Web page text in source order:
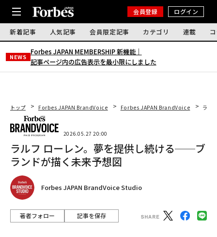
会員登録 ログイン
新着記事 人気記事 会員限定記事 カテゴリ 連載
NEWS
Forbes JAPAN MEMBERSHIP 新機能｜
記事ページ内の広告表示を最小限にしました
トップ Forbes JAPAN BrandVoice Forbes JAPAN BrandVoice ラル
2026.05.27 20:00
ラルフ ローレン。夢を提供し続ける──ブ
ランドが描く未来予想図
Forbes JAPAN BrandVoice Studio
著者フォロー 記事を保存